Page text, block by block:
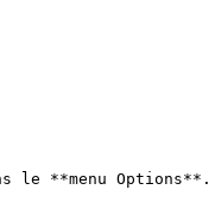
le **menu Options**.